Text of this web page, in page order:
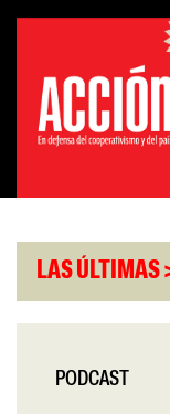
Saltar
contenido
LAS ÚLTIMAS
policías por la
PODCAST